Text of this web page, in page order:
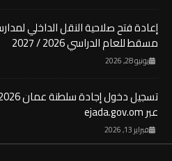
إعادة فتح صلاحية النقل الداخلي
مسقط للعام الدراسي 2026 / 2027
يونيو 28, 2026
عبر ejada.gov.om
فبراير 13, 2026